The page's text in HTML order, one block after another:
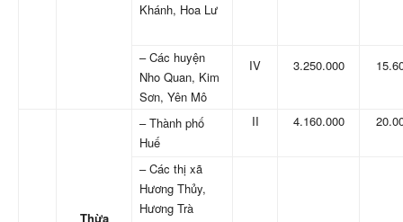
Khánh, Hoa Lư
– Các huyện
Nho Quan, Kim
Sơn, Yên Mô
IV 3.250.000
Thừa
– Thành phố
Huế
II 4.160.000
– Các thị xã
Hương Thủy,
Hương Trà